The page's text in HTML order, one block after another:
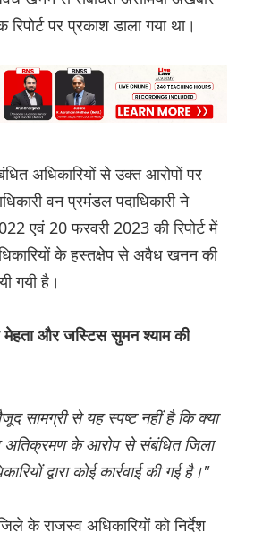
रिपोर्ट पर प्रकाश डाला गया था।
अधिकारियों से उक्त आरोपों पर
वन प्रमंडल पदाधिकारी ने
एवं 20 फरवरी 2023 की रिपोर्ट में
के हस्तक्षेप से अवैध खनन की
गयी है।
मेहता और जस्टिस सुमन श्याम की
सामग्री से यह स्पष्ट नहीं है कि क्या
अतिक्रमण के आरोप से संबंधित जिला
द्वारा कोई कार्रवाई की गई है।"
के राजस्व अधिकारियों को निर्देश